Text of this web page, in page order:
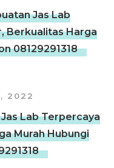
Jas Lab
Berkualitas Harga
08129291318
2022
Lab Terpercaya
Murah Hubungi